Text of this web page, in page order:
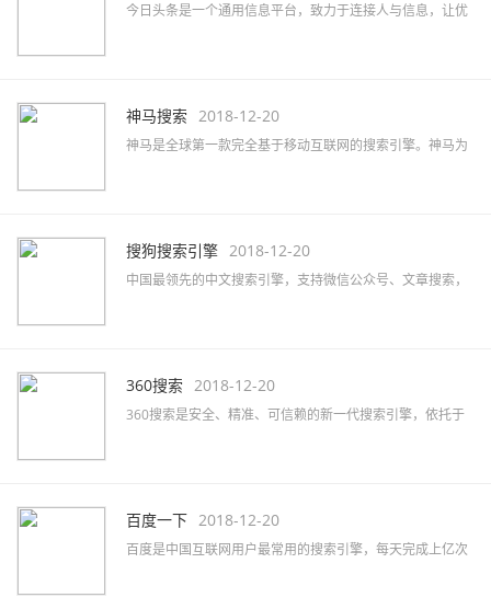
今日头条是一个通用信息平台，致力于连接人与信息，让优
神马搜索 2018-12-20
神马是全球第一款完全基于移动互联网的搜索引擎。神马为
搜狗搜索引擎 2018-12-20
中国最领先的中文搜索引擎，支持微信公众号、文章搜索，
360搜索 2018-12-20
360搜索是安全、精准、可信赖的新一代搜索引擎，依托于
百度一下 2018-12-20
百度是中国互联网用户最常用的搜索引擎，每天完成上亿次